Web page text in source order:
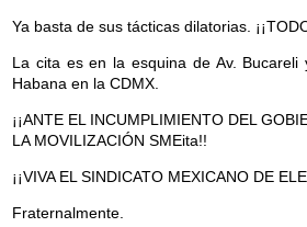
Ya basta de sus tácticas dilatorias.
La cita es en la esquina de Av.
Habana en la CDMX.
¡¡ANTE EL INCUMPLIMIENTO DEL
LA MOVILIZACIÓN SMEita!!
¡¡VIVA EL SINDICATO MEXICANO DE
Fraternalmente.